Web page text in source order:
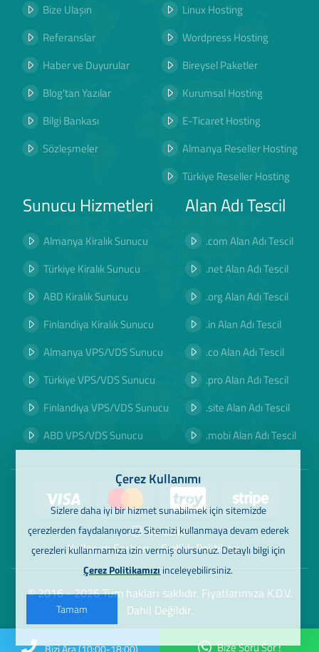
Bizi Ara (10:00-18:00) Bize Soru Sor !
Bize Ulaşın
Referanslar
Haber ve Duyurular
Blog'tan Yazılar
Bilgi Bankası
Sözleşmeler
Linux Hosting
Wordpress Hosting
Bireysel Paketler
Kurumsal Hosting
E-Ticaret Hosting
Almanya Reseller Hosting
Türkiye Reseller Hosting
Sunucu Hizmetleri
Almanya Kiralık Sunucu
Türkiye Kiralık Sunucu
ABD Kiralık Sunucu
Finlandiya Kiralık Sunucu
Almanya VPS/VDS Sunucu
Türkiye VPS/VDS Sunucu
Finlandiya VPS/VDS Sunucu
ABD VPS/VDS Sunucu
Alan Adı Tescil
.com Alan Adı Tescil
.net Alan Adı Tescil
.org Alan Adı Tescil
.in Alan Adı Tescil
.co Alan Adı Tescil
.pro Alan Adı Tescil
.site Alan Adı Tescil
.mobi Alan Adı Tescil
Ve dahası
Kullanım Şartları
Gizlilik Politikası
© 2016 - 2026 Tüm hakları saklıdır. Fiyatlarımıza K.D.V.
Dahil Değildir.
Çerez Kullanımı
Sizlere daha iyi bir hizmet sunabilmek için sitemizde
çerezlerden faydalanıyoruz. Sitemizi kullanmaya devam ederek
çerezleri kullanmamıza izin vermiş olursunuz. Detaylı bilgi için
Çerez Politikamızı inceleyebilirsiniz.
Tamam